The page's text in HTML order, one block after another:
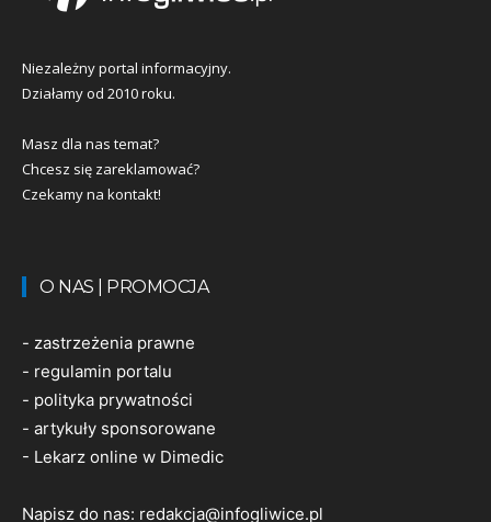
Niezależny portal informacyjny.
Działamy od 2010 roku.
Masz dla nas temat?
Chcesz się zareklamować?
Czekamy na kontakt!
O NAS | PROMOCJA
- zastrzeżenia prawne
- regulamin portalu
- polityka prywatności
- artykuły sponsorowane
- Lekarz online w Dimedic
Napisz do nas: redakcja@infogliwice.pl